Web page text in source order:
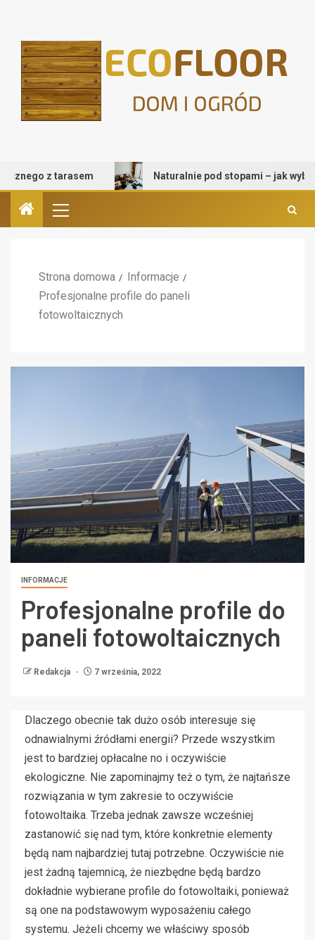
z tarasem Naturalnie pod stopami – jak wybrać
Strona domowa
Informacje
Profesjonalne profile do paneli
fotowoltaicznych
INFORMACJE
Profesjonalne profile do
paneli fotowoltaicznych
Redakcja 7 września, 2022
Dlaczego obecnie tak dużo osób interesuje się
odnawialnymi źródłami energii? Przede wszystkim
jest to bardziej opłacalne no i oczywiście
ekologiczne. Nie zapominajmy też o tym, że najtańsze
rozwiązania w tym zakresie to oczywiście
fotowoltaika. Trzeba jednak zawsze wcześniej
zastanowić się nad tym, które konkretnie elementy
będą nam najbardziej tutaj potrzebne. Oczywiście nie
jest żadną tajemnicą, że niezbędne będą bardzo
dokładnie wybierane profile do fotowoltaiki, ponieważ
są one na podstawowym wyposażeniu całego
systemu. Jeżeli chcemy we właściwy sposób